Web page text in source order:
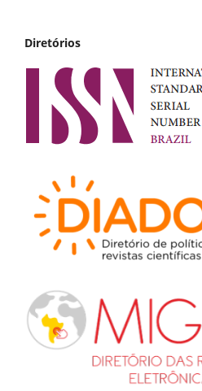
Diretórios